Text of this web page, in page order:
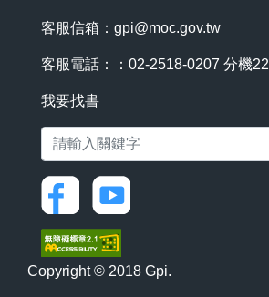
客服信箱： gpi@moc.gov.tw
客服電話：：02-2518-0207 分機22
我要找書
Copyright © 2018 Gpi.